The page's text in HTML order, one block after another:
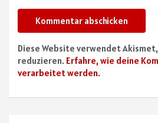
Diese Website verwendet Akismet,
reduzieren. Erfahre, wie deine
verarbeitet werden.